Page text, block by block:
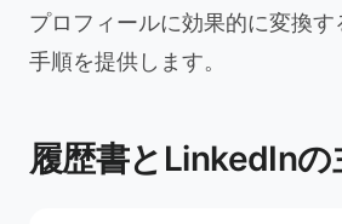
プロフィールに効果的に変換
手順を提供します。
履歴書とLinkedInの